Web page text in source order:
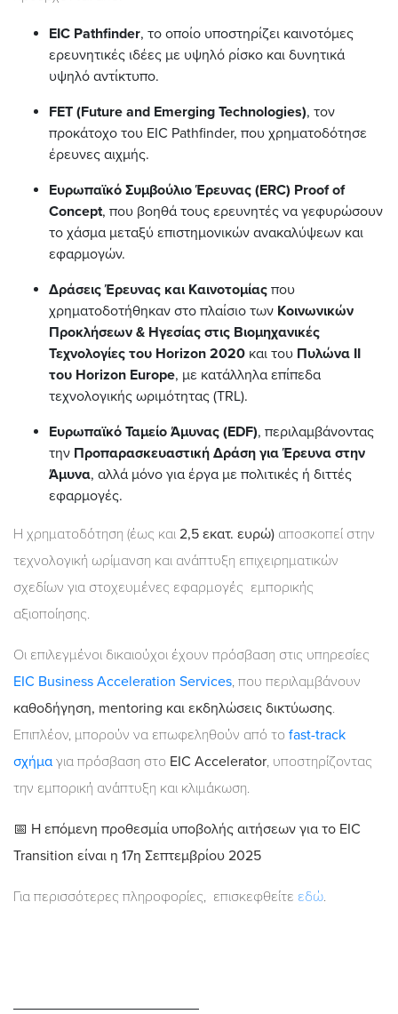
EIC Pathfinder, το οποίο υποστηρίζει καινοτόμες
ερευνητικές ιδέες με υψηλό ρίσκο και δυνητικά
υψηλό αντίκτυπο.
FET (Future and Emerging Technologies), τον
προκάτοχο του EIC Pathfinder, που χρηματοδότησε
έρευνες αιχμής.
Ευρωπαϊκό Συμβούλιο Έρευνας (ERC) Proof of
Concept, που βοηθά τους ερευνητές να γεφυρώσουν
το χάσμα μεταξύ επιστημονικών ανακαλύψεων και
εφαρμογών.
Δράσεις Έρευνας και Καινοτομίας που
χρηματοδοτήθηκαν στο πλαίσιο των Κοινωνικών
Προκλήσεων & Ηγεσίας στις Βιομηχανικές
Τεχνολογίες του Horizon 2020 και του Πυλώνα II
του Horizon Europe, με κατάλληλα επίπεδα
τεχνολογικής ωριμότητας (TRL).
Ευρωπαϊκό Ταμείο Άμυνας (EDF), περιλαμβάνοντας
την Προπαρασκευαστική Δράση για Έρευνα στην
Άμυνα, αλλά μόνο για έργα με πολιτικές ή διττές
εφαρμογές.
Η χρηματοδότηση (έως και 2,5 εκατ. ευρώ) αποσκοπεί στην
τεχνολογική ωρίμανση και ανάπτυξη επιχειρηματικών
σχεδίων για στοχευμένες εφαρμογές εμπορικής
αξιοποίησης.
Οι επιλεγμένοι δικαιούχοι έχουν πρόσβαση στις υπηρεσίες
EIC Business Acceleration Services, που περιλαμβάνουν
καθοδήγηση, mentoring και εκδηλώσεις δικτύωσης.
Επιπλέον, μπορούν να επωφεληθούν από το fast-track
σχήμα για πρόσβαση στο EIC Accelerator, υποστηρίζοντας
την εμπορική ανάπτυξη και κλιμάκωση.
📅 Η επόμενη προθεσμία υποβολής αιτήσεων για το EIC
Transition είναι η 17η Σεπτεμβρίου 2025
Για περισσότερες πληροφορίες, επισκεφθείτε εδώ.